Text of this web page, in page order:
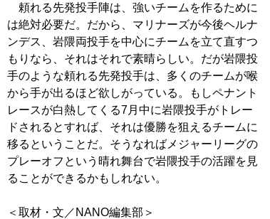
頼れる先発投手陣は、強いチームを作るために
は絶対必要だ。だから、マリナーズが今後ヘルナ
ンデス、岩隈両投手を中心にチームを立て直すつ
もりなら、それはそれで素晴らしい。だが岩隈投
手のような頼れる先発投手は、多くのチームが喉
から手が出るほど欲しがっている。もしペナント
レースが白熱してくる7月中に岩隈投手がトレー
ドされるとすれば、それは優勝を狙えるチームに
移るということだ。そうなればメジャーリーグの
プレーオフという晴れ舞台で岩隈投手の活躍を見
ることができるかもしれない。
＜取材・文／NANO編集部＞